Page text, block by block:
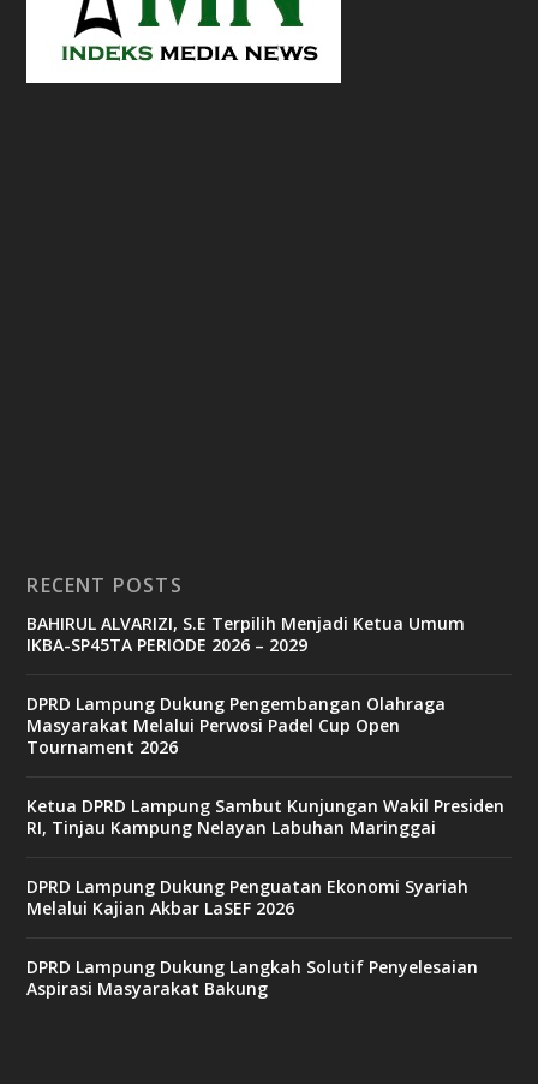
RECENT POSTS
BAHIRUL ALVARIZI, S.E Terpilih Menjadi Ketua Umum
IKBA-SP45TA PERIODE 2026 – 2029
DPRD Lampung Dukung Pengembangan Olahraga
Masyarakat Melalui Perwosi Padel Cup Open
Tournament 2026
Ketua DPRD Lampung Sambut Kunjungan Wakil Presiden
RI, Tinjau Kampung Nelayan Labuhan Maringgai
DPRD Lampung Dukung Penguatan Ekonomi Syariah
Melalui Kajian Akbar LaSEF 2026
DPRD Lampung Dukung Langkah Solutif Penyelesaian
Aspirasi Masyarakat Bakung